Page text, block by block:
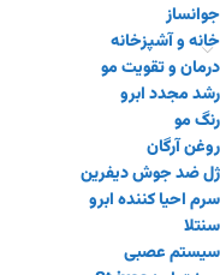
جوانساز
خانه و آشپزخانه
درمان و تقویت مو
رشد مجدد ابرو
رنگ مو
روغن آرگان
ژل ضد جوش دیفرین
سرم احیا کننده ابرو
سنتلا
سیستم عصبی